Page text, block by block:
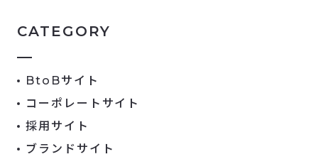
CATEGORY
BtoBサイト
コーポレートサイト
採用サイト
ブランドサイト